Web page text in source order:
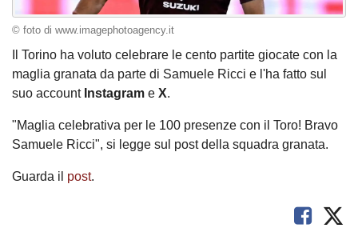
© foto di www.imagephotoagency.it
Il Torino ha voluto celebrare le cento partite giocate con la
maglia granata da parte di Samuele Ricci e l'ha fatto sul
suo account Instagram e X.
"Maglia celebrativa per le 100 presenze con il Toro! Bravo
Samuele Ricci", si legge sul post della squadra granata.
Guarda il post.